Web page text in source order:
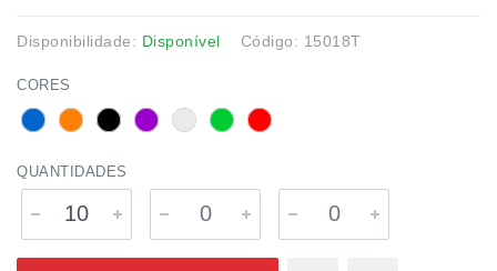
Disponibilidade: Disponível Código: 15018T
CORES
QUANTIDADES